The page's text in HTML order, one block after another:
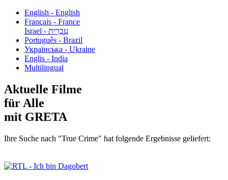
English - English
Français - France
עִבְרִית - Israel
Português - Brazil
Українська - Ukraine
Englis - India
Multilingual
Aktuelle Filme
für Alle
mit GRETA
Ihre Suche nach "True Crime" hat folgende Ergebnisse geliefert: